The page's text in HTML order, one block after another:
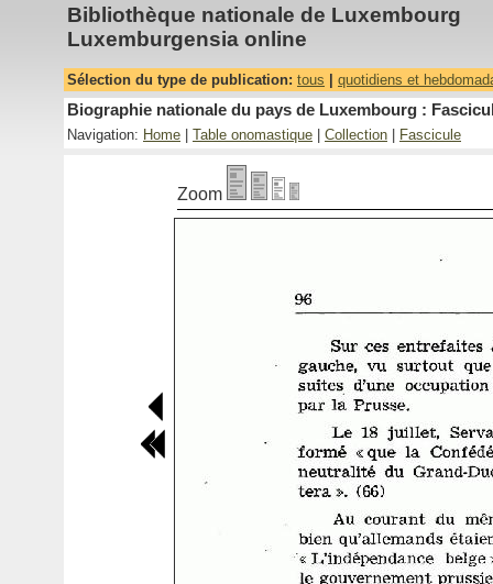
Bibliothèque nationale de Luxembourg
Luxemburgensia online
Sélection du type de publication: tous quotidiens et
Biographie nationale du pays de Luxembourg :
Navigation: Home Table onomastique Collection Fascicule
Zoom